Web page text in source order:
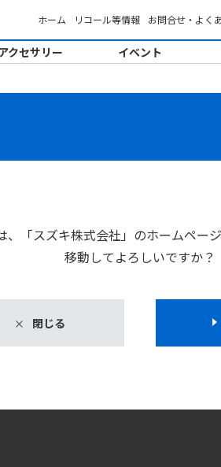
ホーム リコール等情報 お問合せ・よく
クセサリー イベント
、「スズキ株式会社」のホームペー
移動してよろしいですか？
閉じる